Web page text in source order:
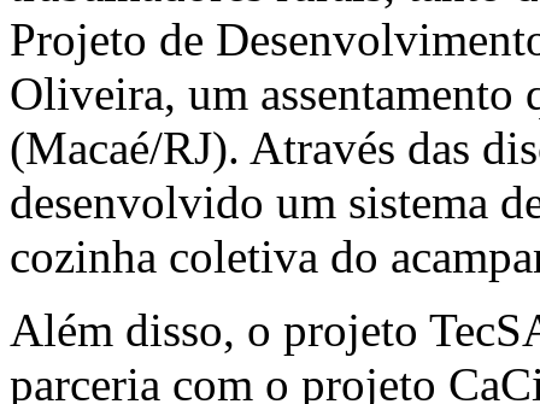
Projeto de
Oliveira, um assentamento
(Macaé/RJ). Através das
desenvolvido um sistema
cozinha coletiva do
Além disso, o projeto
parceria com o projeto